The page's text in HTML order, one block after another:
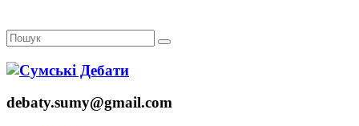
debaty.sumy@gmail.com